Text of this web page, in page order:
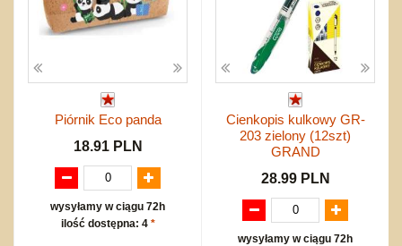
Piórnik Eco panda
18.91 PLN
wysyłamy w ciągu 72h
ilość dostępna: 4 *
Cienkopis kulkowy GR-
203 zielony (12szt)
GRAND
28.99 PLN
wysyłamy w ciągu 72h